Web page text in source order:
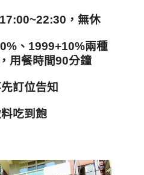
17:00~22:30 ，無休
、1999+10%兩種
用餐時間90分鐘
訂位告知
吃到飽